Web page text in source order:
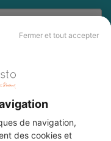
Fermer et tout accepter
de navigation,
des cookies et